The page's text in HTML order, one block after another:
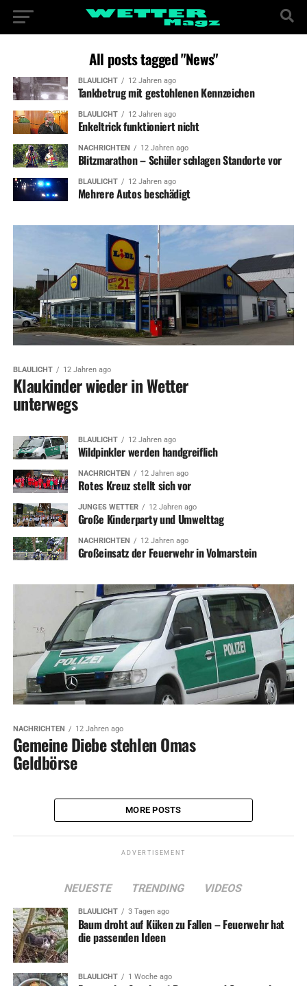
All posts tagged "News"
BLAULICHT 12 Jahren ago
Tankbetrug mit gestohlenen Kennzeichen
BLAULICHT 12 Jahren ago
Enkeltrick funktioniert nicht
NACHRICHTEN 12 Jahren ago
Blitzmarathon – Schüler schlagen Standorte vor
BLAULICHT 12 Jahren ago
Mehrere Autos beschädigt
BLAULICHT 12 Jahren ago
Klaukinder wieder in Wetter
unterwegs
BLAULICHT 12 Jahren ago
Wildpinkler werden handgreiflich
NACHRICHTEN 12 Jahren ago
Rotes Kreuz stellt sich vor
JUNGES WETTER 12 Jahren ago
Große Kinderparty und Umwelttag
NACHRICHTEN 12 Jahren ago
Großeinsatz der Feuerwehr in Volmarstein
NACHRICHTEN 12 Jahren ago
Gemeine Diebe stehlen Omas
Geldbörse
MORE POSTS
ADVERTISEMENT
NEUESTE TRENDING VIDEOS
BLAULICHT 3 Tagen ago
Baum droht auf Küken zu Fallen – Feuerwehr hat
die passenden Ideen
BLAULICHT 1 Woche ago